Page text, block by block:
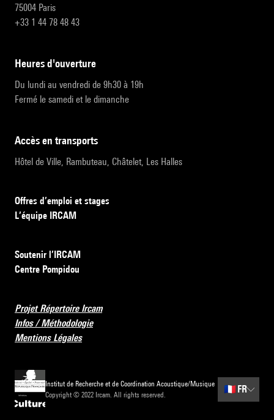
75004 Paris
+33 1 44 78 48 43
heures d'ouverture
Du lundi au vendredi de 9h30 à 19h
Fermé le samedi et le dimanche
accès en transports
Hôtel de Ville, Rambuteau, Châtelet, Les Halles
Offres d’emploi et stages
L’équipe IRCAM
Soutenir l’IRCAM
Centre Pompidou
Projet Répertoire Ircam
Infos / Méthodologie
Mentions Légales
Institut de Recherche et de Coordination Acoustique/Musique
Copyright © 2022 Ircam. All rights reserved.
🇫🇷 FR